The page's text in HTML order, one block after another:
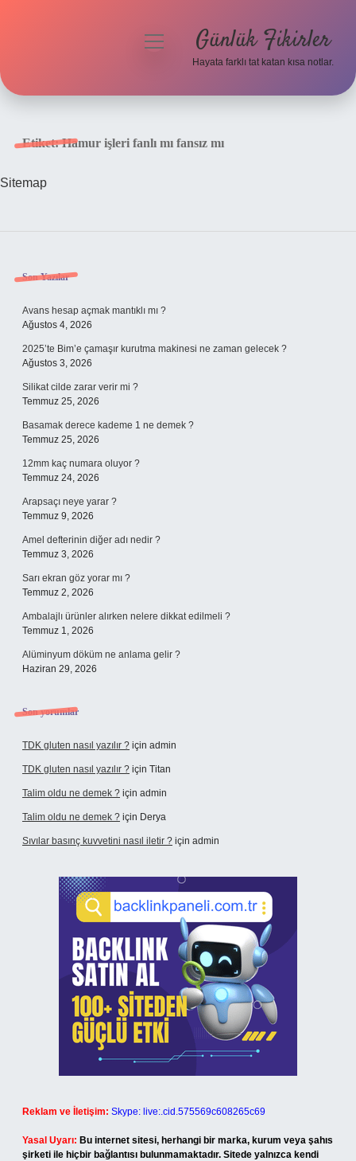
menüyü
Günlük Fikirler
Hayata farklı tat katan kısa notlar.
Etiket:Hamur işleri fanlı mı fansız mı
Sitemap
Sidebar
Son Yazılar
Avans hesap açmak mantıklı mı ?
Ağustos 4, 2026
2025’te Bim’e çamaşır kurutma makinesi ne zaman gelecek ?
Ağustos 3, 2026
Silikat cilde zarar verir mi ?
Temmuz 25, 2026
Basamak derece kademe 1 ne demek ?
Temmuz 25, 2026
12mm kaç numara oluyor ?
Temmuz 24, 2026
Arapsaçı neye yarar ?
Temmuz 9, 2026
Amel defterinin diğer adı nedir ?
Temmuz 3, 2026
Sarı ekran göz yorar mı ?
Temmuz 2, 2026
Ambalajlı ürünler alırken nelere dikkat edilmeli ?
Temmuz 1, 2026
Alüminyum döküm ne anlama gelir ?
Haziran 29, 2026
Son yorumlar
TDK gluten nasıl yazılır ? için admin
TDK gluten nasıl yazılır ? için Titan
Talim oldu ne demek ? için admin
Talim oldu ne demek ? için Derya
Sıvılar basınç kuvvetini nasıl iletir ? için admin
Reklam ve İletişim: Skype: live:.cid.575569c608265c69
Yasal Uyarı: Bu internet sitesi, herhangi bir marka, kurum veya şahıs
şirketi ile hiçbir bağlantısı bulunmamaktadır. Sitede yalnızca kendi